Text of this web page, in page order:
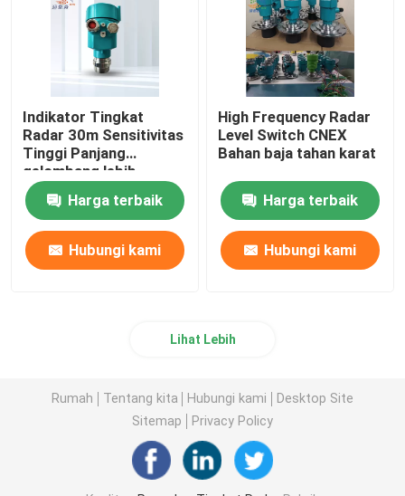
Indikator Tingkat
Radar 30m Sensitivitas
Tinggi Panjang
gelombang lebih
pendek
Harga terbaik
Hubungi kami
High Frequency Radar
Level Switch CNEX
Bahan baja tahan karat
Harga terbaik
Hubungi kami
Lihat Lebih
Rumah Tentang kita Hubungi kami
Desktop Site
Sitemap
Privacy Policy